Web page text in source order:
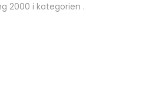
2000 i kategorien .